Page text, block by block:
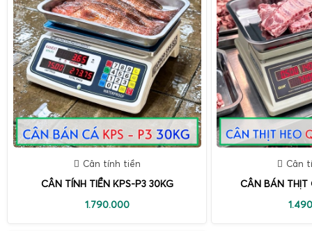
Cân tính tiền
CÂN TÍNH TIỀN KPS-P3 30KG
1.790.000
Cân
CÂN BÁN